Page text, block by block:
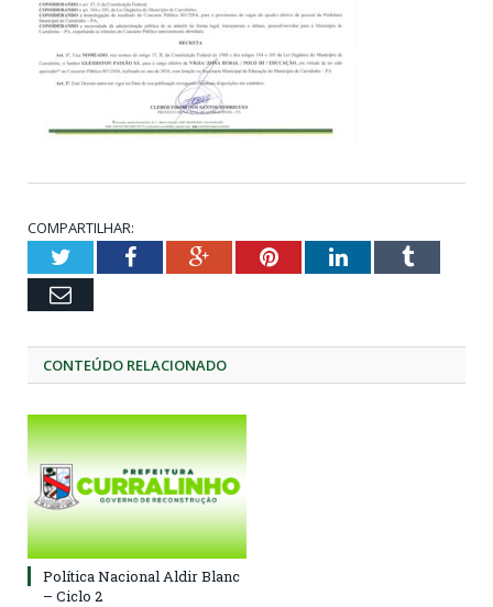
COMPARTILHAR:
TwitterFacebookGoogle+PinterestLinkedInTumblr
Email
CONTEÚDO RELACIONADO
Política Nacional Aldir Blanc
– Ciclo 2